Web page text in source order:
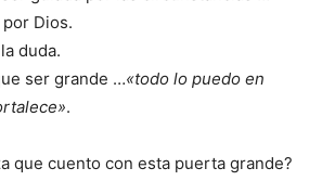
Dios.
duda.
ser grande …«todo lo puedo en
.
que cuento con esta puerta grande?